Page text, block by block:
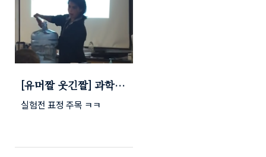
[유머짤 웃긴짤] 과학선
생님도 처음 해본 실험
ㅋㅋㅋ
실험전 표정 주목 ㅋㅋ